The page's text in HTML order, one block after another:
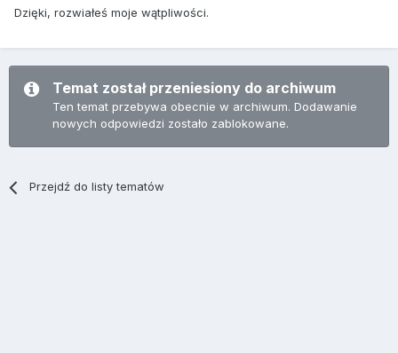
Dzięki, rozwiałeś moje wątpliwości.
Temat został przeniesiony do archiwum
Ten temat przebywa obecnie w archiwum. Dodawanie
nowych odpowiedzi zostało zablokowane.
Przejdź do listy tematów